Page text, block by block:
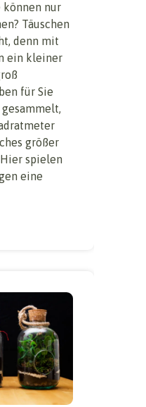
können nur
Täuschen
denn mit
ein kleiner
für Sie
größer
spielen
eine